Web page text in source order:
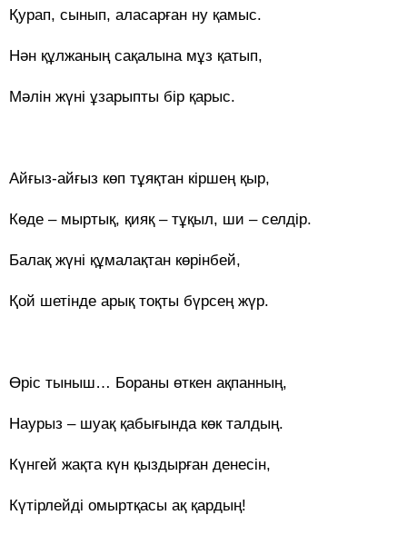
Қурап, сынып, аласарған ну қамыс.
Нән құлжаның сақалына мұз қатып,
Мәлін жүні ұзарыпты бір қарыс.
Айғыз-айғыз көп тұяқтан кіршең қыр,
Көде – мыртық, қияқ – тұқыл, ши – селдір.
Балақ жүні құмалақтан көрінбей,
Қой шетінде арық тоқты бүрсең жүр.
Өріс тыныш… Бораны өткен ақпанның,
Наурыз – шуақ қабығында көк талдың.
Күнгей жақта күн қыздырған денесін,
Күтірлейді омыртқасы ақ қардың!